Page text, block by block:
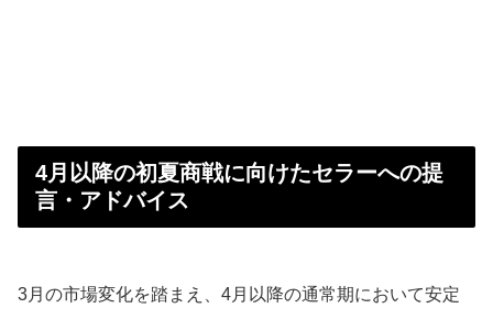
4月以降の初夏商戦に向けたセラーへの提
言・アドバイス
3月の市場変化を踏まえ、4月以降の通常期において安定